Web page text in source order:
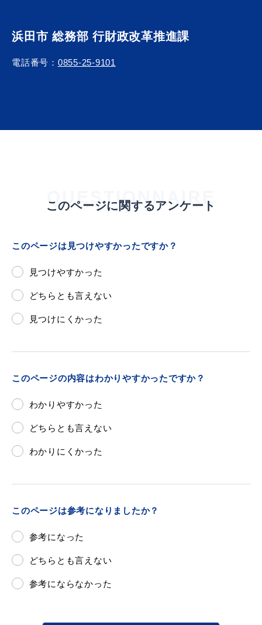
浜田市 総務部 行財政改革推進課
電話番号： 0855-25-9101
QUESTIONNAIRE
このページに関するアンケート
このページは見つけやすかったですか？
見つけやすかった
どちらとも言えない
見つけにくかった
このページの内容はわかりやすかったですか？
わかりやすかった
どちらとも言えない
わかりにくかった
このページは参考になりましたか？
参考になった
どちらとも言えない
参考にならなかった